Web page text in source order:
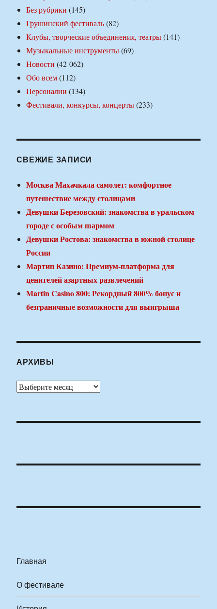
Без рубрики (145)
Грушинский фестиваль(82)
Клубы, творческие объединения, театры(141)
Музыкальные инструменты(69)
Новости (42 062)
Обо всем(112)
Персоналии (134)
Фестивали, конкурсы, концерты(233)
СВЕЖИЕ ЗАПИСИ
Москва Махачкала самолет: комфортное
путешествие между столицами
Девушки Березовский: знакомства в уральском
городе с особым шармом
Девушки Ростова: знакомства в южной столице
России
Мартин Казино: Премиум-платформа для
ценителей азартных развлечений
Martin Casino 800: Рекордный 800% бонус и
безграничные возможности для выигрыша
АРХИВЫ
Архивы
Главная
О фестивале